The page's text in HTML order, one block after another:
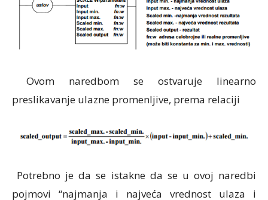
Ovom naredbom se ostvaruje linearno
preslikavanje ulazne promenljive, prema relaciji
Potrebno je da se istakne da se u ovoj naredbi
pojmovi “najmanja i najveća vrednost ulaza i